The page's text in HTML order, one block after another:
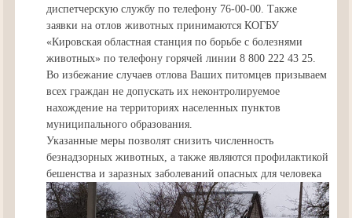
диспетчерскую службу по телефону 76-00-00. Также
заявки на отлов животных принимаются КОГБУ
«Кировская областная станция по борьбе с болезнями
животных» по телефону горячей линии 8 800 222 43 25.
Во избежание случаев отлова Ваших питомцев призываем
всех граждан не допускать их неконтролируемое
нахождение на территориях населенных пунктов
муниципального образования.
Указанные меры позволят снизить численность
безнадзорных животных, а также являются профилактикой
бешенства и заразных заболеваний опасных для человека